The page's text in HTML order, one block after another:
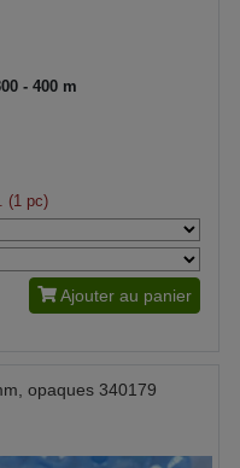
- 400 m
(1 pc)
Ajouter au panier
opaques 340179